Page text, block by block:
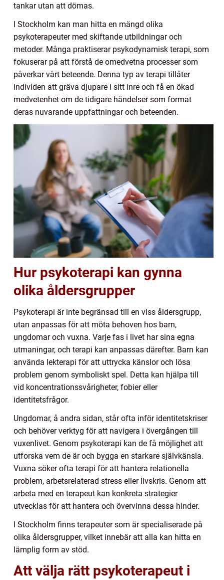
tankar utan att dömas.
I Stockholm kan man hitta en mängd olika
psykoterapeuter med skiftande utbildningar och
metoder. Många praktiserar psykodynamisk terapi, som
fokuserar på att förstå de omedvetna processer som
påverkar vårt beteende. Denna typ av terapi tillåter
individen att gräva djupare i sitt inre och få en ökad
medvetenhet om de tidigare händelser som format
deras nuvarande uppfattningar och beteenden.
Hur psykoterapi kan gynna
olika åldersgrupper
Psykoterapi är inte begränsad till en viss åldersgrupp,
utan anpassas för att möta behoven hos barn,
ungdomar och vuxna. Varje fas i livet har sina egna
utmaningar, och terapi kan anpassas därefter. Barn kan
använda lekterapi för att uttrycka känslor och lösa
problem genom symboliskt spel. Detta kan hjälpa till
vid koncentrationssvårigheter, fobier eller
identitetsfrågor.
Ungdomar, å andra sidan, står ofta inför identitetskriser
och behöver verktyg för att navigera i övergången till
vuxenlivet. Genom psykoterapi kan de få möjlighet att
utforska vem de är och bygga en starkare självkänsla.
Vuxna söker ofta terapi för att hantera relationella
problem, arbetsrelaterad stress eller livskris. Genom att
arbeta med en terapeut kan konkreta strategier
utvecklas för att hantera och övervinna dessa hinder.
I Stockholm finns terapeuter som är specialiserade på
olika åldersgrupper, vilket innebär att alla kan hitta en
lämplig form av stöd.
Att välja rätt psykoterapeut i